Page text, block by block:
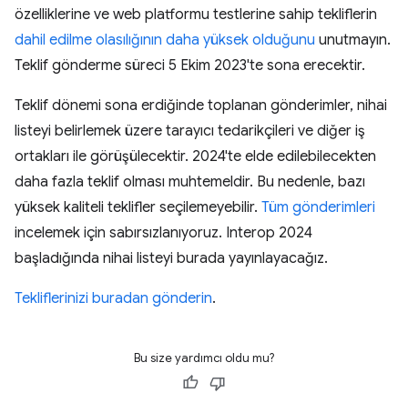
özelliklerine ve web platformu testlerine sahip tekliflerin
dahil edilme olasılığının daha yüksek olduğunu unutmayın.
Teklif gönderme süreci 5 Ekim 2023'te sona erecektir.
Teklif dönemi sona erdiğinde toplanan gönderimler, nihai
listeyi belirlemek üzere tarayıcı tedarikçileri ve diğer iş
ortakları ile görüşülecektir. 2024'te elde edilebilecekten
daha fazla teklif olması muhtemeldir. Bu nedenle, bazı
yüksek kaliteli teklifler seçilemeyebilir. Tüm gönderimleri
incelemek için sabırsızlanıyoruz. Interop 2024
başladığında nihai listeyi burada yayınlayacağız.
Tekliflerinizi buradan gönderin.
Bu size yardımcı oldu mu?